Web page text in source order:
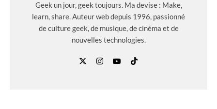
Geek un jour, geek toujours. Ma devise : Make,
learn, share. Auteur web depuis 1996, passionné
de culture geek, de musique, de cinéma et de
nouvelles technologies.